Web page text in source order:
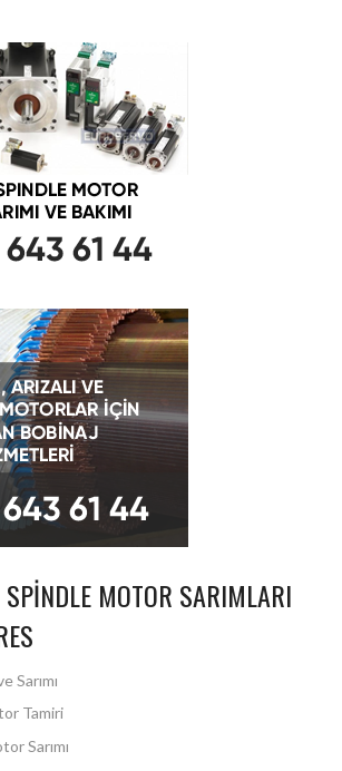
SPINDLE MOTOR SARIMLARI
Sarımı
Tamiri
Sarımı